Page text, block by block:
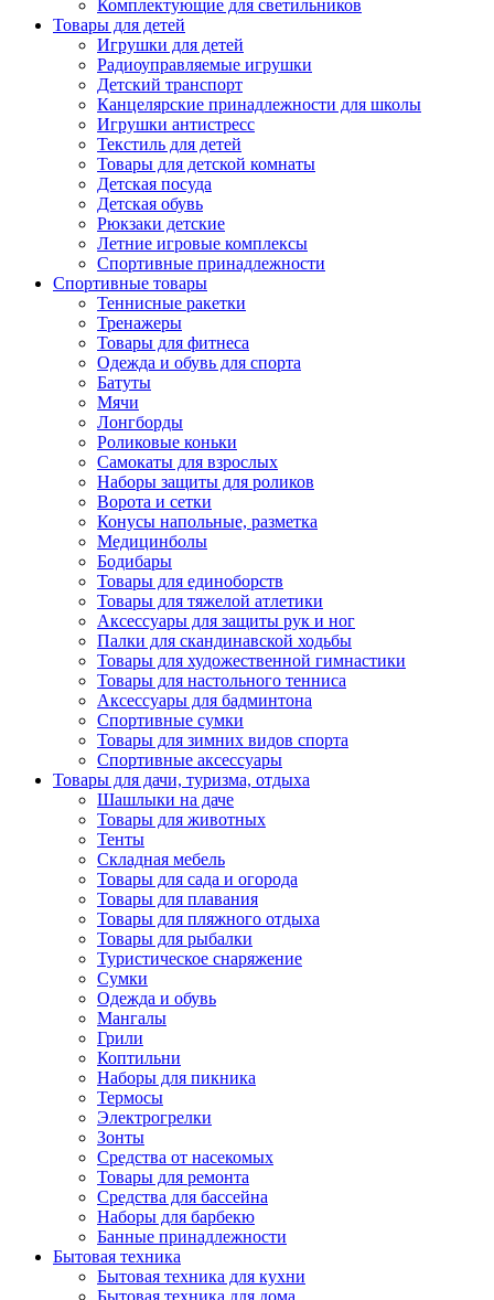
Комплектующие для светильников
Товары для детей
Игрушки для детей
Радиоуправляемые игрушки
Детский транспорт
Канцелярские принадлежности для школы
Игрушки антистресс
Текстиль для детей
Товары для детской комнаты
Детская посуда
Детская обувь
Рюкзаки детские
Летние игровые комплексы
Спортивные принадлежности
Спортивные товары
Теннисные ракетки
Тренажеры
Товары для фитнеса
Одежда и обувь для спорта
Батуты
Мячи
Лонгборды
Роликовые коньки
Самокаты для взрослых
Наборы защиты для роликов
Ворота и сетки
Конусы напольные, разметка
Медицинболы
Бодибары
Товары для единоборств
Товары для тяжелой атлетики
Аксессуары для защиты рук и ног
Палки для скандинавской ходьбы
Товары для художественной гимнастики
Товары для настольного тенниса
Аксессуары для бадминтона
Спортивные сумки
Товары для зимних видов спорта
Спортивные аксессуары
Товары для дачи, туризма, отдыха
Шашлыки на даче
Товары для животных
Тенты
Складная мебель
Товары для сада и огорода
Товары для плавания
Товары для пляжного отдыха
Товары для рыбалки
Туристическое снаряжение
Сумки
Одежда и обувь
Мангалы
Грили
Коптильни
Наборы для пикника
Термосы
Электрогрелки
Зонты
Средства от насекомых
Товары для ремонта
Средства для бассейна
Наборы для барбекю
Банные принадлежности
Бытовая техника
Бытовая техника для кухни
Бытовая техника для дома